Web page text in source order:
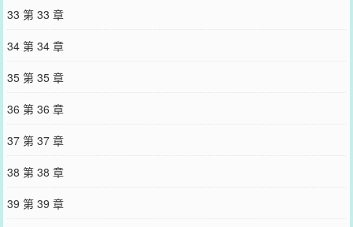
33 第 33 章
34 第 34 章
35 第 35 章
36 第 36 章
37 第 37 章
38 第 38 章
39 第 39 章